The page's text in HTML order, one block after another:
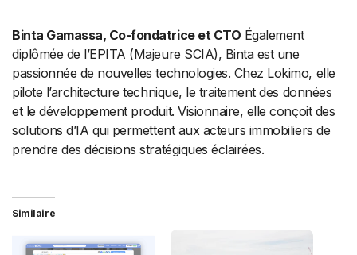
Binta Gamassa, Co-fondatrice et CTO Également
diplômée de l’EPITA (Majeure SCIA), Binta est une
passionnée de nouvelles technologies. Chez Lokimo, elle
pilote l’architecture technique, le traitement des données
et le développement produit. Visionnaire, elle conçoit des
solutions d’IA qui permettent aux acteurs immobiliers de
prendre des décisions stratégiques éclairées.
Similaire